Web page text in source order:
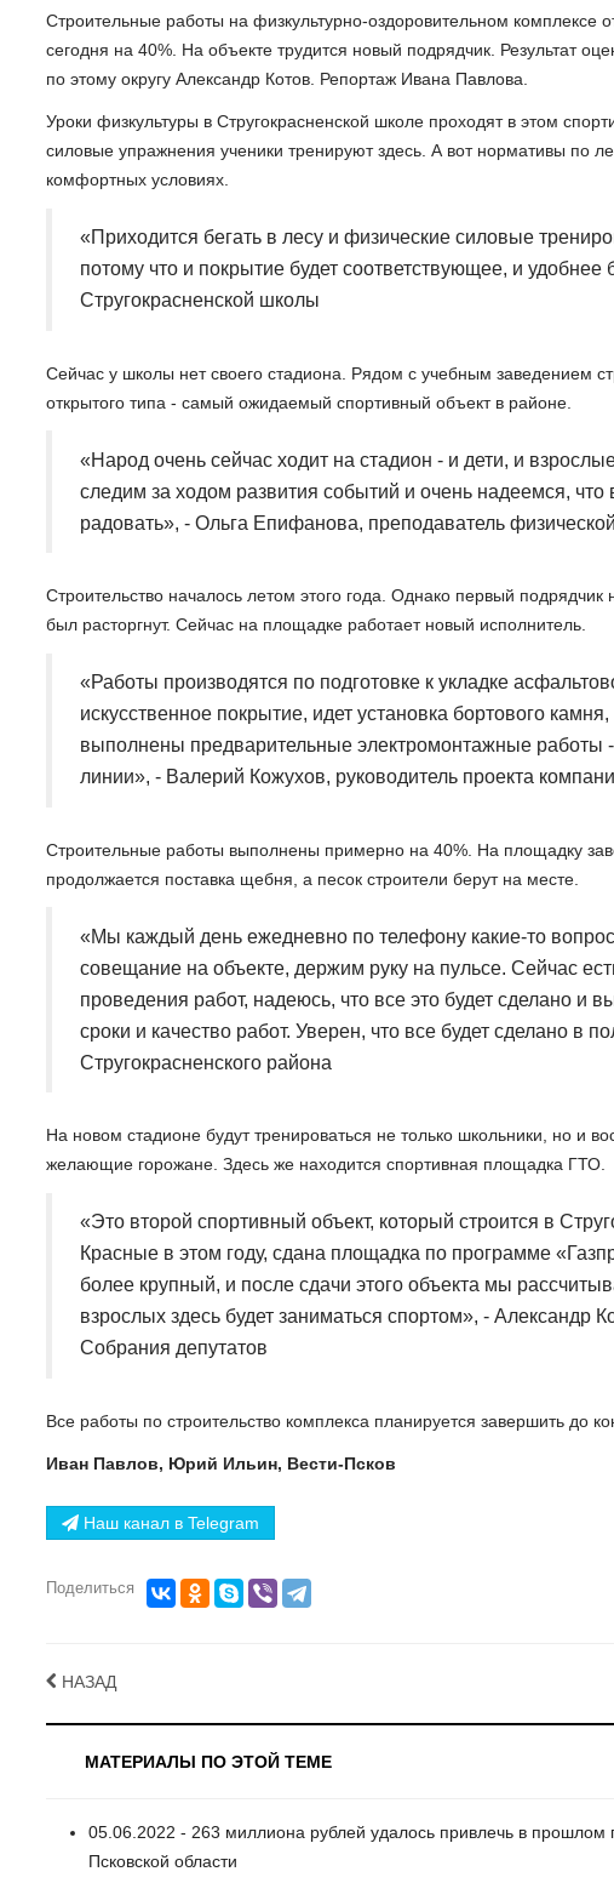
Строительные работы на физкультурно-оздоровительном комплексе
сегодня на 40%. На объекте трудится новый подрядчик. Результат
по этому округу Александр Котов. Репортаж Ивана Павлова.
Уроки физкультуры в Стругокрасненской школе проходят в этом
силовые упражнения ученики тренируют здесь. А вот нормативы по
комфортных условиях.
«Приходится бегать в лесу и физические силовые
потому что и покрытие будет соответствующее, и
Стругокрасненской школы
Сейчас у школы нет своего стадиона. Рядом с учебным заведением
открытого типа - самый ожидаемый спортивный объект в районе.
«Народ очень сейчас ходит на стадион - и дети, и
следим за ходом развития событий и очень надеемся, что
радовать», - Ольга Епифанова, преподаватель
Строительство началось летом этого года. Однако первый подрядчик
был расторгнут. Сейчас на площадке работает новый исполнитель.
«Работы производятся по подготовке к укладке
искусственное покрытие, идет установка бортового
выполнены предварительные электромонтажные работы
линии», - Валерий Кожухов, руководитель проекта
Строительные работы выполнены примерно на 40%. На площадку
продолжается поставка щебня, а песок строители берут на месте.
«Мы каждый день ежедневно по телефону какие-то
совещание на объекте, держим руку на пульсе. Сейчас
проведения работ, надеюсь, что все это будет сделано и
сроки и качество работ. Уверен, что все будет сделано в
Стругокрасненского района
На новом стадионе будут тренироваться не только школьники, но и
желающие горожане. Здесь же находится спортивная площадка ГТО.
«Это второй спортивный объект, который строится в
Красные в этом году, сдана площадка по программе
более крупный, и после сдачи этого объекта мы
взрослых здесь будет заниматься спортом», - Александр
Собрания депутатов
Все работы по строительство комплекса планируется завершить до
Иван Павлов, Юрий Ильин, Вести-Псков
Наш канал в Telegram
Поделиться
НАЗАД
МАТЕРИАЛЫ ПО ЭТОЙ ТЕМЕ
05.06.2022 - 263 миллиона рублей удалось привлечь в прошлом
Псковской области